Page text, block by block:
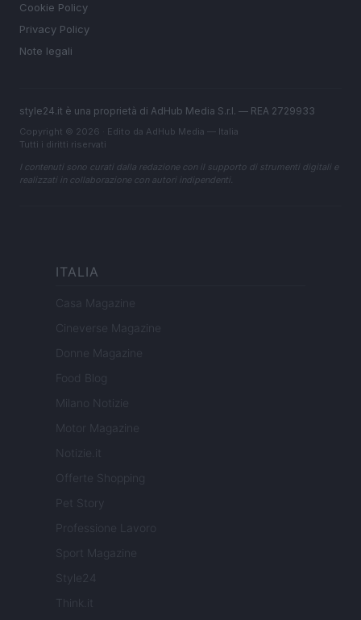
Cookie Policy
Privacy Policy
Note legali
style24.it è una proprietà di AdHub Media S.r.l. — REA 2729933
Copyright © 2026 · Edito da AdHub Media — Italia
Tutti i diritti riservati
I contenuti sono curati dalla redazione con il supporto di strumenti digitali e
realizzati in collaborazione con autori indipendenti.
ITALIA
Casa Magazine
Cineverse Magazine
Donne Magazine
Food Blog
Milano Notizie
Motor Magazine
Notizie.it
Offerte Shopping
Pet Story
Professione Lavoro
Sport Magazine
Style24
Think.it